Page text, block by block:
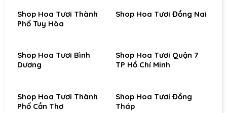
Shop Hoa Tươi Thành
Phố Tuy Hòa
Shop Hoa Tươi Đồng Nai
Shop Hoa Tươi Bình
Dương
Shop Hoa Tươi Quận 7
TP Hồ Chí Minh
Shop Hoa Tươi Thành
Phố Cần Thơ
Shop Hoa Tươi Đồng
Tháp